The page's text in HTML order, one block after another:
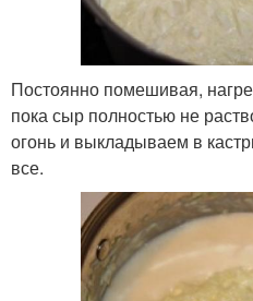
Постоянно помешивая,
пока сыр полностью не
огонь и выкладываем в
все.